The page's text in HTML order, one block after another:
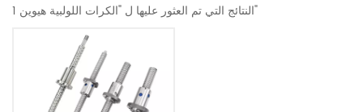
1 النتائج التي تم العثور عليها ل "الكرات اللولبية هيوين"